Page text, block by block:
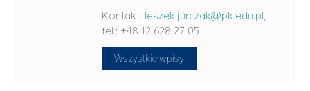
Kontakt: leszek.jurczak@pk.edu.pl,
tel.: +48 12 628 27 05
Wszystkie wpisy